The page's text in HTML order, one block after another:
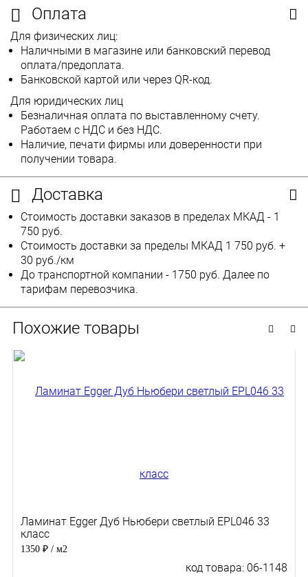
Оплата
Для физических лиц:
Наличными в магазине или банковский перевод
оплата/предоплата.
Банковской картой или через QR-код.
Для юридических лиц
Безналичная оплата по выставленному счету.
Работаем с НДС и без НДС.
Наличие, печати фирмы или доверенности при
получении товара.
Доставка
Стоимость доставки заказов в пределах МКАД - 1
750 руб.
Стоимость доставки за пределы МКАД 1 750 руб. +
30 руб./км
До транспортной компании - 1750 руб. Далее по
тарифам перевозчика.
Похожие товары
Ламинат Egger Дуб Ньюбери светлый EPL046 33
класс
1350 ₽ / м2
код товара: 06-1148